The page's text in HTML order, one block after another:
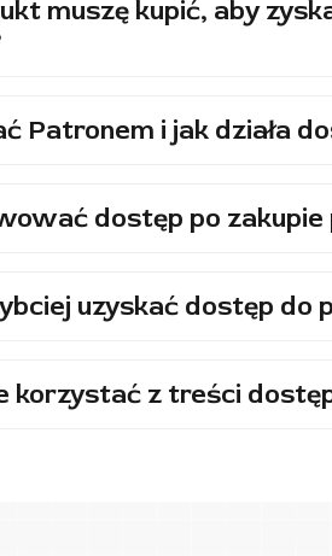
muszę kupić, aby
Patronem i jak działa
dostęp po zakupie
uzyskać dostęp do
korzystać z treści